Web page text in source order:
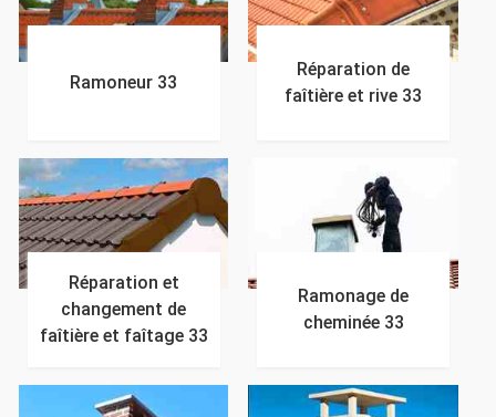
Ramoneur 33
Réparation de
faîtière et rive 33
Réparation et
changement de
faîtière et faîtage 33
Ramonage de
cheminée 33